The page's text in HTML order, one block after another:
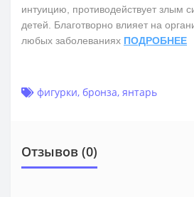
интуицию, противодействует злым
детей. Благотворно влияет на
любых заболеваниях ПОДРОБНЕЕ
фигурки, бронза, янтарь
Отзывов (0)